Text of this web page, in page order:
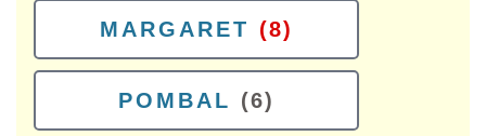
MARGARET (8)
POMBAL (6)